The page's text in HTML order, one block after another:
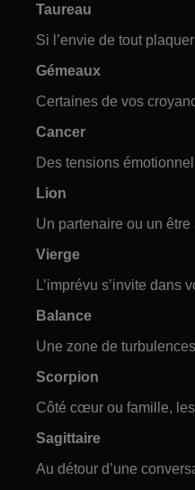
Taureau
Si l’envie de tout
Gémeaux
Certaines de vos
Cancer
Des tensions
Lion
Un partenaire ou un
Vierge
L’imprévu s’invite dans
Balance
Une zone de
Scorpion
Côté cœur ou famille,
Sagittaire
Au détour d’une